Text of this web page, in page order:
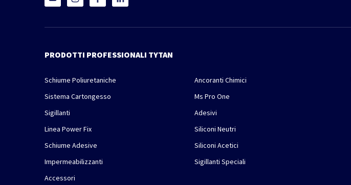
PRODOTTI PROFESSIONALI TYTAN
Schiume Poliuretaniche
Sistema Cartongesso
Sigillanti
Linea Power Fix
Schiume Adesive
Impermeabilizzanti
Accessori
Ancoranti Chimici
Ms Pro One
Adesivi
Siliconi Neutri
Siliconi Acetici
Sigillanti Speciali